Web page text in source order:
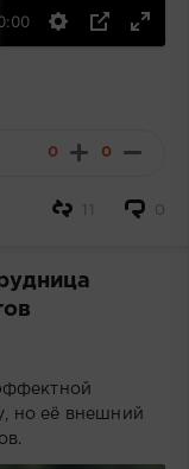
0 0
0
но её внешний